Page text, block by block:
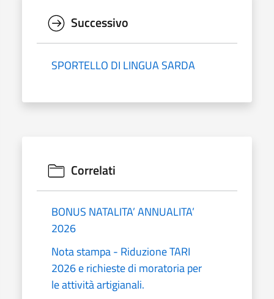
Successivo
SPORTELLO DI LINGUA SARDA
Correlati
BONUS NATALITA’ ANNUALITA’
2026
Nota stampa - Riduzione TARI
2026 e richieste di moratoria per
le attività artigianali.